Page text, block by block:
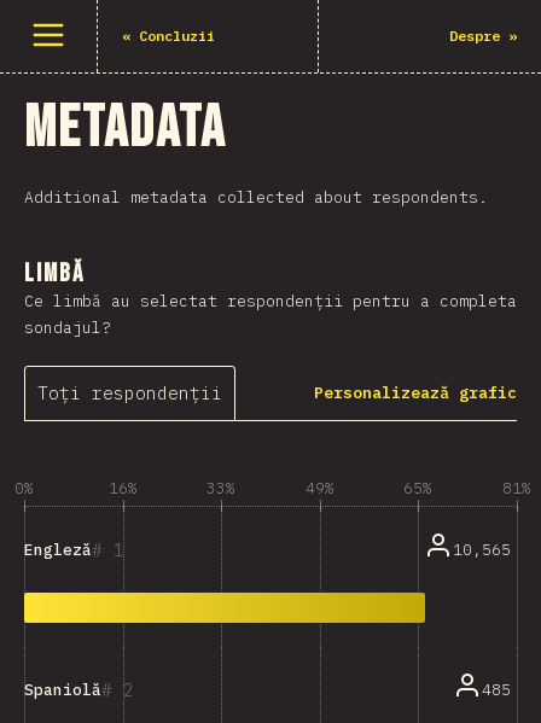
Deschide meniu
« Concluzii Despre »
Metadata
Additional metadata collected about respondents.
Limbă
Ce limbă au selectat respondenții pentru a completa
sondajul?
Toți respondenții Personalizează grafic
0% 16% 33% 49% 65% 81%
1
Engleză 10,565
2
Spaniolă 485